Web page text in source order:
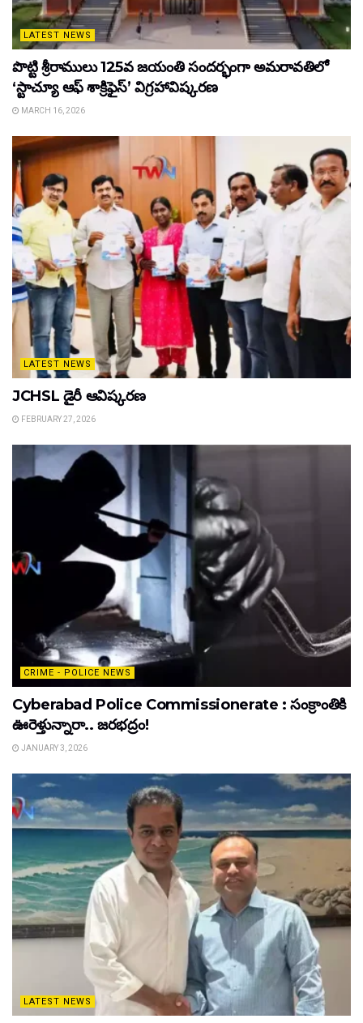
LATEST NEWS
పొట్టి శ్రీరాములు 125వ జయంతి సందర్భంగా అమరావతిలో
‘స్టాచ్యూ ఆఫ్ శాక్రిఫైస్’ విగ్రహావిష్కరణ
MARCH 16, 2026
LATEST NEWS
JCHSL డైరీ ఆవిష్కరణ
FEBRUARY 27, 2026
CRIME - POLICE NEWS
Cyberabad Police Commissionerate : సంక్రాంతికి
ఊరెళ్తున్నారా.. జరభద్రం!
JANUARY 3, 2026
LATEST NEWS